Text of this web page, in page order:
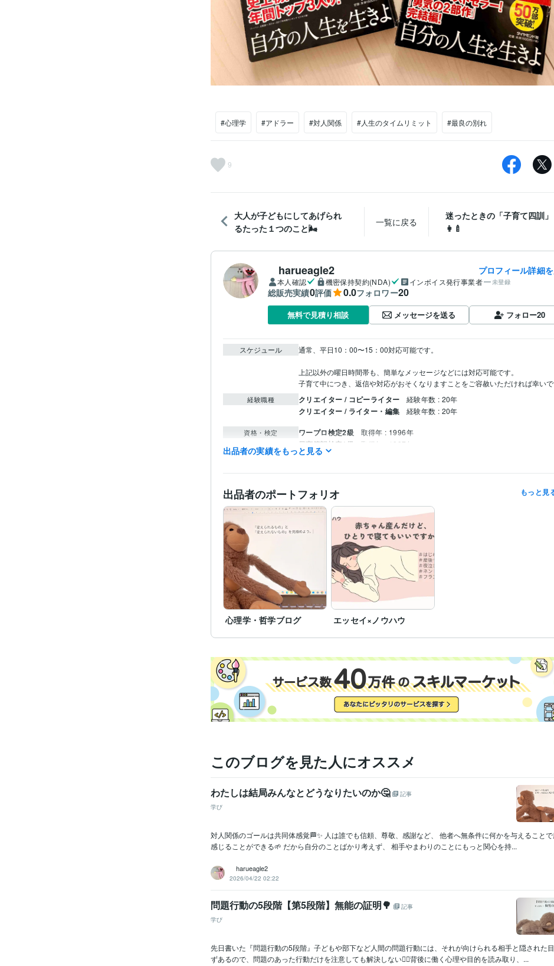
#心理学 #アドラー #対人関係 #人生のタイムリミット #最良の別れ
9
大人が子どもにしてあげられ
るたった１つのこと🌬️
一覧に戻る
迷ったときの「子育て四訓」
👩‍🍼
harueagle2 プロフィール詳細
本人確認 機密保持契約(NDA) インボイス発行事業者 未登録
総販売実績0評価 0.0フォロワー20
無料で見積り相談 メッセージを送る フォロー20
スケジュール 通常、平日10：00〜15：00対応可能です。
上記以外の曜日時間帯も、簡単なメッセージなどには対応可能です。
子育て中につき、返信や対応がおそくなりますことをご容赦いただければ幸いで
経験職種 クリエイター / コピーライター 経験年数 : 20年
クリエイター / ライター・編集 経験年数 : 20年
資格・検定 ワープロ検定2級 取得年 : 1996年
日商簿記検定1級 取得年 : 1997年
普通自動車第一種運転免許
ビジネス・クリエイ
ティブツール
Word:30年Excel:30年
Google スプレッドシート:0
Canva:0年
ライティング・翻訳 コピーライティング、エッセイスト
出品者の実績をもっと見る
出品者のポートフォリオ もっと見
心理学・哲学ブログ エッセイ×ノウハウ
このブログを見た人にオススメ
わたしは結局みんなとどうなりたいのか🤔
記事
学び
対人関係のゴールは共同体感覚🏁✨ 人は誰でも信頼、尊敬、感謝など、 他者へ無条件に何かを与えること
感じることができる🌱 だから自分のことばかり考えず、 相手やまわりのことにもっと関心を持...
harueagle2
2026/04/22 02:22
問題行動の5段階【第5段階】無能の証明🌳
記事
学び
先日書いた『問題行動の5段階』子どもや部下など人間の問題行動には、それが向けられる相手と隠された
ずあるので、問題のあった行動だけを注意しても解決しない🙂‍↔️背後に働く心理や目的を読み取り、...